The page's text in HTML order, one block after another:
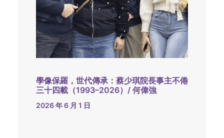
學像保羅，世代傳承：蔡少琪院長事主不倦
三十四載（1993–2026）/ 何偉強
2026 年 6 月 1 日